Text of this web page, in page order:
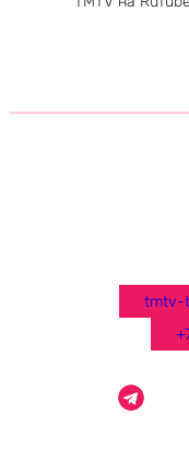
tmtv-